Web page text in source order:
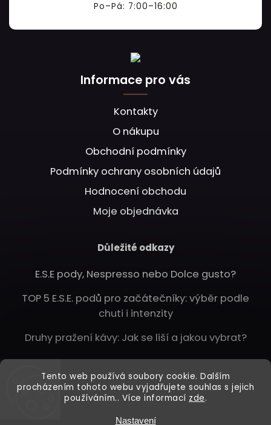
Tento web používá soubory cookie. Dalším
procházením tohoto webu vyjadřujete souhlas s jejich
používáním.. Více informací zde.
Nastavení
Po–Pá: 7:00–16:00
Informace pro vás
Kontakty
O nákupu
Obchodní podmínky
Podmínky ochrany osobních údajů
Hodnocení obchodu
Moje objednávka
Důležité odkazy
E.S.E pody, Nespresso nebo Dolce gusto?
TOP 5 E.S.E. podů pro začátečníky: výběr podle
chuti i intenzity
Druhy pražení kávy: Jak se liší a jakou vybrat?
Instagram